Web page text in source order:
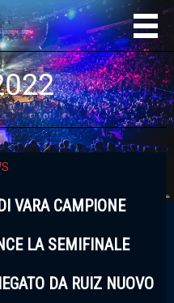
VARA CAMPIONE
LA SEMIFINALE
DA RUIZ NUOVO